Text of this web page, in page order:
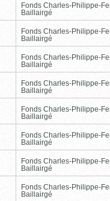
Fonds Charles-Philippe-
Baillairgé
Fonds Charles-Philippe-
Baillairgé
Fonds Charles-Philippe-
Baillairgé
Fonds Charles-Philippe-
Baillairgé
Fonds Charles-Philippe-
Baillairgé
Fonds Charles-Philippe-
Baillairgé
Fonds Charles-Philippe-
Baillairgé
Fonds Charles-Philippe-
Baillairgé